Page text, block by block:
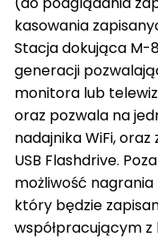
kasowania
Stacja dokująca M-
generacji
monitora lub
oraz pozwala na
nadajnika WiFi,
USB Flashdrive.
możliwość
który będzie
współpracującym z